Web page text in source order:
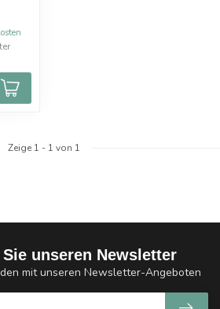
Zeige 1 - 1 von 1
unseren Newsletter
mit unseren Newsletter-Angeboten